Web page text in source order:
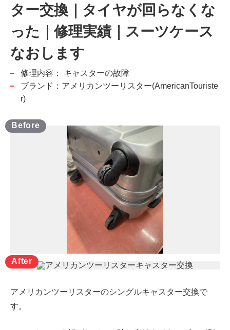
ター交換｜タイヤが回らなくな
った｜修理実績｜スーツケース
なおします
修理内容：
キャスターの故障
ブランド：アメリカンツーリスター(AmericanTouriste
r)
アメリカンツーリスターのシングルキャスター交換で
す。